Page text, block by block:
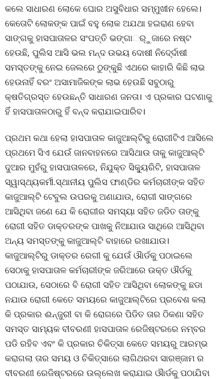
କଲେ ସାଧାରଣ ଲୋକେ ଘୋର ଅସୁବିଧାର ସମ୍ମୁଖୀନ ହେଲେ।
କେତୋଟି ଲୋକଙ୍କ ପାଇଁ ବହୁ ଲୋକ ଅଯଥା ହଇରାଣ ହେବା
ସାଙ୍ଗକୁ ହାସପାତାଳର ସଂପତ୍ତି ଭଙ୍ଗାର୍ୁଜାରେ ନଷ୍ଟ
ହେଉଛି, ପୁଲିସ ଆସି ଭଲ ମନ୍ଦ ଉଭୟ ଦୋଷୀ ନିଦେ୍ର୍ଦାଷୀ
ସମସ୍ତଙ୍କୁ ନେଇ ଜେଲରେ ଠୁଙ୍କୁଛି ଏଥରେ କାହାରି କିଛି ଲାଭ
ହେଉନାହିଁ ବରଂ ଅସାମାଜିକଙ୍କ ଲାଭ ହେଉଛି ସବୁଠାରୁ
କ୍ଷତିଗ୍ରସ୍ତ ହେଉଛନ୍ତି ସାଧାରଣ ଜନତା। ଏ ପ୍ରକାର ଘଟଣାକୁ
ହିଁ ହାସପାତାଳଠାରୁ ହିଁ ବନ୍ଦ କରାଯାଇପାରିବ।
ପ୍ରଥମ କଥା ହେଲା ହାସପାତାଳ କାଜୁଆଲ୍ଟିକୁ ରୋଗୀଟିଏ ଆସିଲେ
ପ୍ରଥମେ ସିଏ ଯେଉଁ ଜାନବାହନରେ ଆସିଥାଉ ତାକୁ କାଜୁଆଲ୍ଟି
ଦୁଆର ମୁହଁରୁ ହାସପାତାଳରେ, ନିଯୁକ୍ତ ସିକ୍ୟୁରିଟି, ହାସପାତାଳ
ସ୍ୱାସ୍ଥ୍ୟକର୍ମୀ.ସ୍ଥାନୀୟ ପୁଲିସ ଫାଣ୍ଡିର କର୍ମଚାରୀଙ୍କ ସହିତ
କାଜୁଆଲ୍ଟି ଟେବୁଲ ଉପରକୁ ଅଣାଯାଉ, ରୋଗୀ ସାଙ୍ଗରେ
ଆସିଥିବା ଜଣେ ଯେ କି ରୋଗୀର ସମସ୍ୟା ସହିତ ଜଡିତ ତାଙ୍କୁ
ରୋଗୀ ସହିତ ଡାକ୍ତରଙ୍କ ପାଖକୁ ନିଆଯାଉ ସାଥିରେ ଆସିଥିବା
ଅନ୍ୟ ସମସ୍ତଙ୍କୁ କାଜୁଆଲ୍ଟି ବାହାରେ ରଖାଯାଉ।
କାଜୁଆଲ୍ଟିରୁ ଡାକ୍ତର ରେଗୀ କୁ ଯେଉଁ ଔାର୍ଡକୁ ପଠାଇଲେ
ସେଠାକୁ ହାସପାତାଳ କର୍ମଚାରୀଙ୍କ ଜରିଆରେ ଉକ୍ତ ଔର୍ଡକୁ
ପଠାଯାଉ, ସେଠାରେ ବି ରୋଗୀ ସହିତ ଆସିଥିବା ଲୋକଙ୍କୁ ଛଡା
ନଯାଉ ରୋଗୀ କେତେ ସମୟରେ କାଜୁଆଲ୍ଟିରେ ପ୍ରବେଶ କଲା
କି ପ୍ରକାର ଈନ୍ଜୁରୀ ବା କି ରୋଗରେ ପିଡିତ ତାର ଠିକଣା ସହିତ
ସମସ୍ତ ସାମ୍ୟକ ବୀବରଣୀ ହାସପାତାଳ ରେଜିଷ୍ଟରରେ ନମ୍ବର
ପଡି ରହିବ ଏବଂ କି ପ୍ରକାର ଚିକିତ୍ସା କେତେ ସମୟରୁ ଆରମ୍ଭ
କରାଗଲା ତାର ସମୟ ଓ ଚିକିତ୍ସାରେ ଲାଗିଥରବା ସାରଞ୍ଜାମ ର
ବୀବରଣୀ ରେଜିଷ୍ଟରରେ ଉଲ୍ଲେଖ କରାଯାଇ ଔାର୍ଡକୁ ପଠାଯିବା